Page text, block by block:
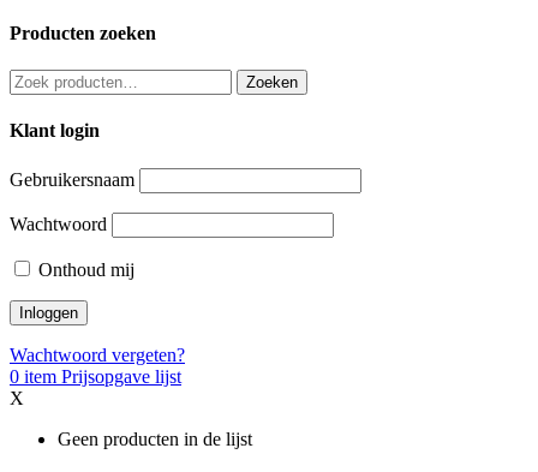
Producten zoeken
Zoeken
naar:
Zoeken
Klant login
Gebruikersnaam
Wachtwoord
Onthoud mij
Wachtwoord vergeten?
0 item Prijsopgave lijst
X
Geen producten in de lijst